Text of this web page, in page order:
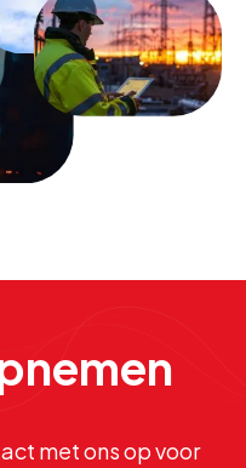
met ons op voor